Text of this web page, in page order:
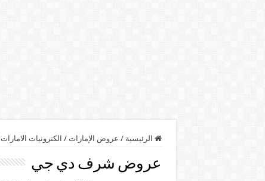
الرئيسية / عروض الإمارات / الكترونيات الامارات
عروض شرف دي جي